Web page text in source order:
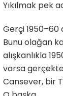
Yıkılmak pek
Gerçi
Bunu olağan
alışkanlıkla
varsa
Cansever, bir